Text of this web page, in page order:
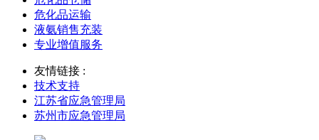
危化品运输
液氨销售充装
专业增值服务
友情链接 :
技术支持
江苏省应急管理局
苏州市应急管理局